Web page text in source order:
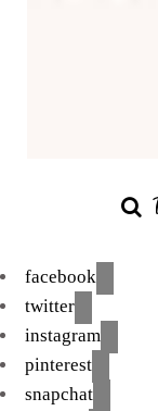
facebook
twitter
instagram
pinterest
snapchat